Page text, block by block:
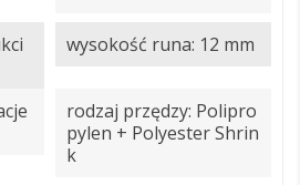
wysokość runa: 12 mm
rodzaj przędzy: Polipro
pylen + Polyester Shrin
k